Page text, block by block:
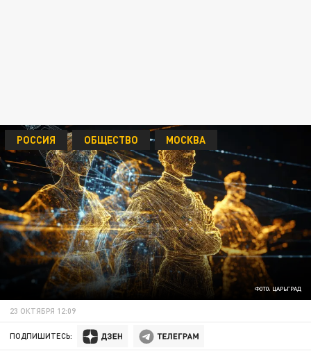
ФОТО: ЦАРЬГРАД
РОССИЯ ОБЩЕСТВО МОСКВА
23 ОКТЯБРЯ 12:09
ПОДПИШИТЕСЬ: